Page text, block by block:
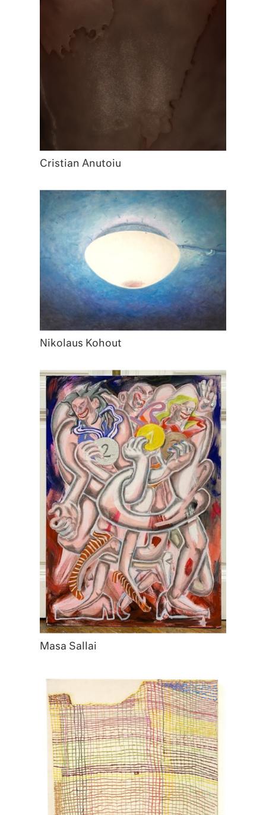
Cristian Anutoiu
Nikolaus Kohout
Masa Sallai